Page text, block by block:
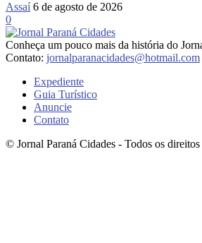
Assaí 6 de agosto de 2026
0
Conheça um pouco mais da história do
Contato: jornalparanacidades@hotmail.com
Expediente
Guia Turístico
Anuncie
Contato
© Jornal Paraná Cidades - Todos os direitos